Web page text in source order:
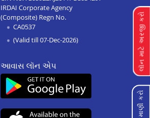
લૉન માટે અરજી કરો
IRDAI Corporate Agency
(Composite) Regn No.
CA0537
(Valid till 07-Dec-2026)
આવાસ લૉન એપ